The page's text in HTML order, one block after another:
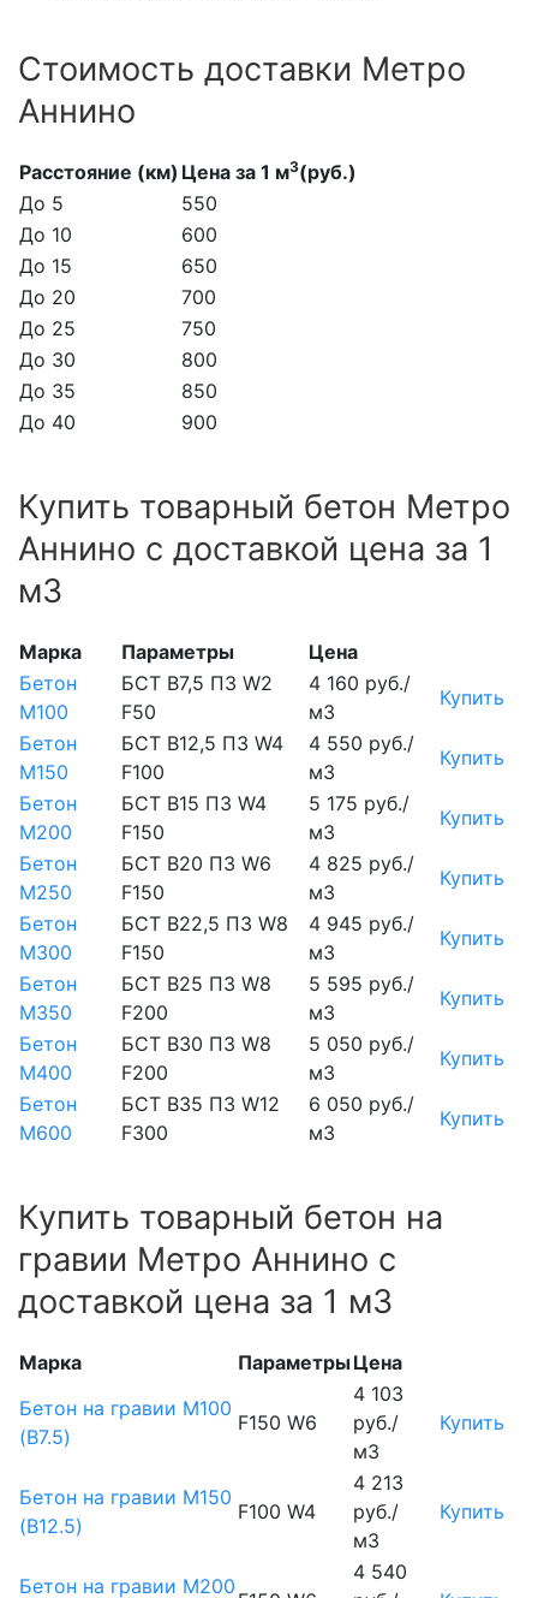
Стоимость доставки Метро
Аннино
Расстояние (км) Цена за 1 м3(руб.)
До 5
550
До 10
600
До 15
650
До 20
700
До 25
750
До 30
800
До 35
850
До 40
900
Купить товарный бетон Метро
Аннино с доставкой цена за 1
м3
Марка Параметры
Цена
Бетон
М100
БСТ В7,5 П3 W2
F50
4 160 руб./
м3
Купить
Бетон
М150
БСТ В12,5 П3 W4
F100
4 550 руб./
м3
Купить
Бетон
М200
БСТ В15 П3 W4
F150
5 175 руб./
м3
Купить
Бетон
М250
БСТ В20 П3 W6
F150
4 825 руб./
м3
Купить
Бетон
М300
БСТ В22,5 П3 W8
F150
4 945 руб./
м3
Купить
Бетон
М350
БСТ В25 П3 W8
F200
5 595 руб./
м3
Купить
Бетон
М400
БСТ В30 П3 W8
F200
5 050 руб./
м3
Купить
Бетон
М600
БСТ В35 П3 W12
F300
6 050 руб./
м3
Купить
Купить товарный бетон на
гравии Метро Аннино с
доставкой цена за 1 м3
Марка ПараметрыЦена
Бетон на гравии М100
(B7.5)
F150 W6
4 103
руб./
м3
Купить
Бетон на гравии М150
(B12.5)
F100 W4
4 213
руб./
м3
Купить
Бетон на гравии М200
4 540